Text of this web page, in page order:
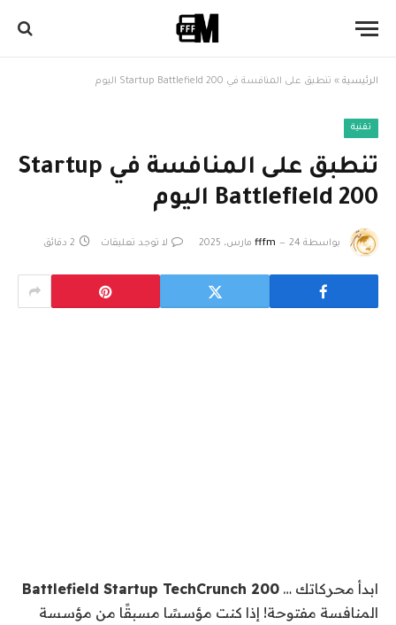
الرئيسية » تنطبق على المنافسة في Startup Battlefield 200 اليوم
تقنية
تنطبق على المنافسة في Startup
Battlefield 200 اليوم
بواسطة fffm 24 مارس، 2025 لا توجد تعليقات 2 دقائق
ابدأ محركاتك … Battlefield Startup TechCrunch 200
المنافسة مفتوحة! إذا كنت مؤسسًا مسبقًا من مؤسسة